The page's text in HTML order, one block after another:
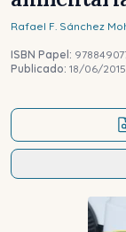
Rafael F. Sánchez
ISBN Papel:
Publicado: 18/06/2015